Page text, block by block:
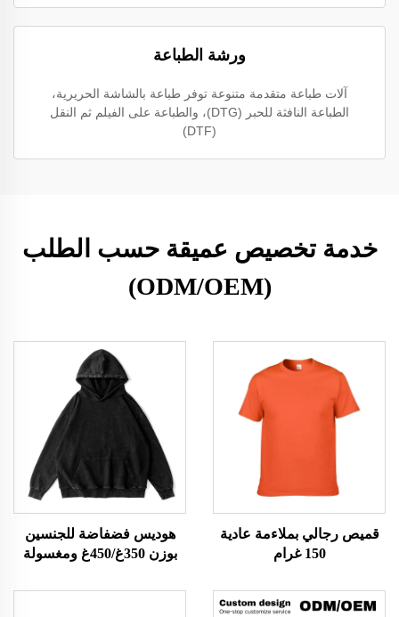
ورشة الطباعة
آلات طباعة متقدمة متنوعة توفر طباعة بالشاشة الحريرية،
الطباعة النافثة للحبر (DTG)، والطباعة على الفيلم ثم النقل
(DTF)
خدمة تخصيص عميقة حسب الطلب
(ODM/OEM)
قميص رجالي بملاءمة عادية
150 غرام
هوديس فضفاضة للجنسين
بوزن 350غ/450غ ومغسولة